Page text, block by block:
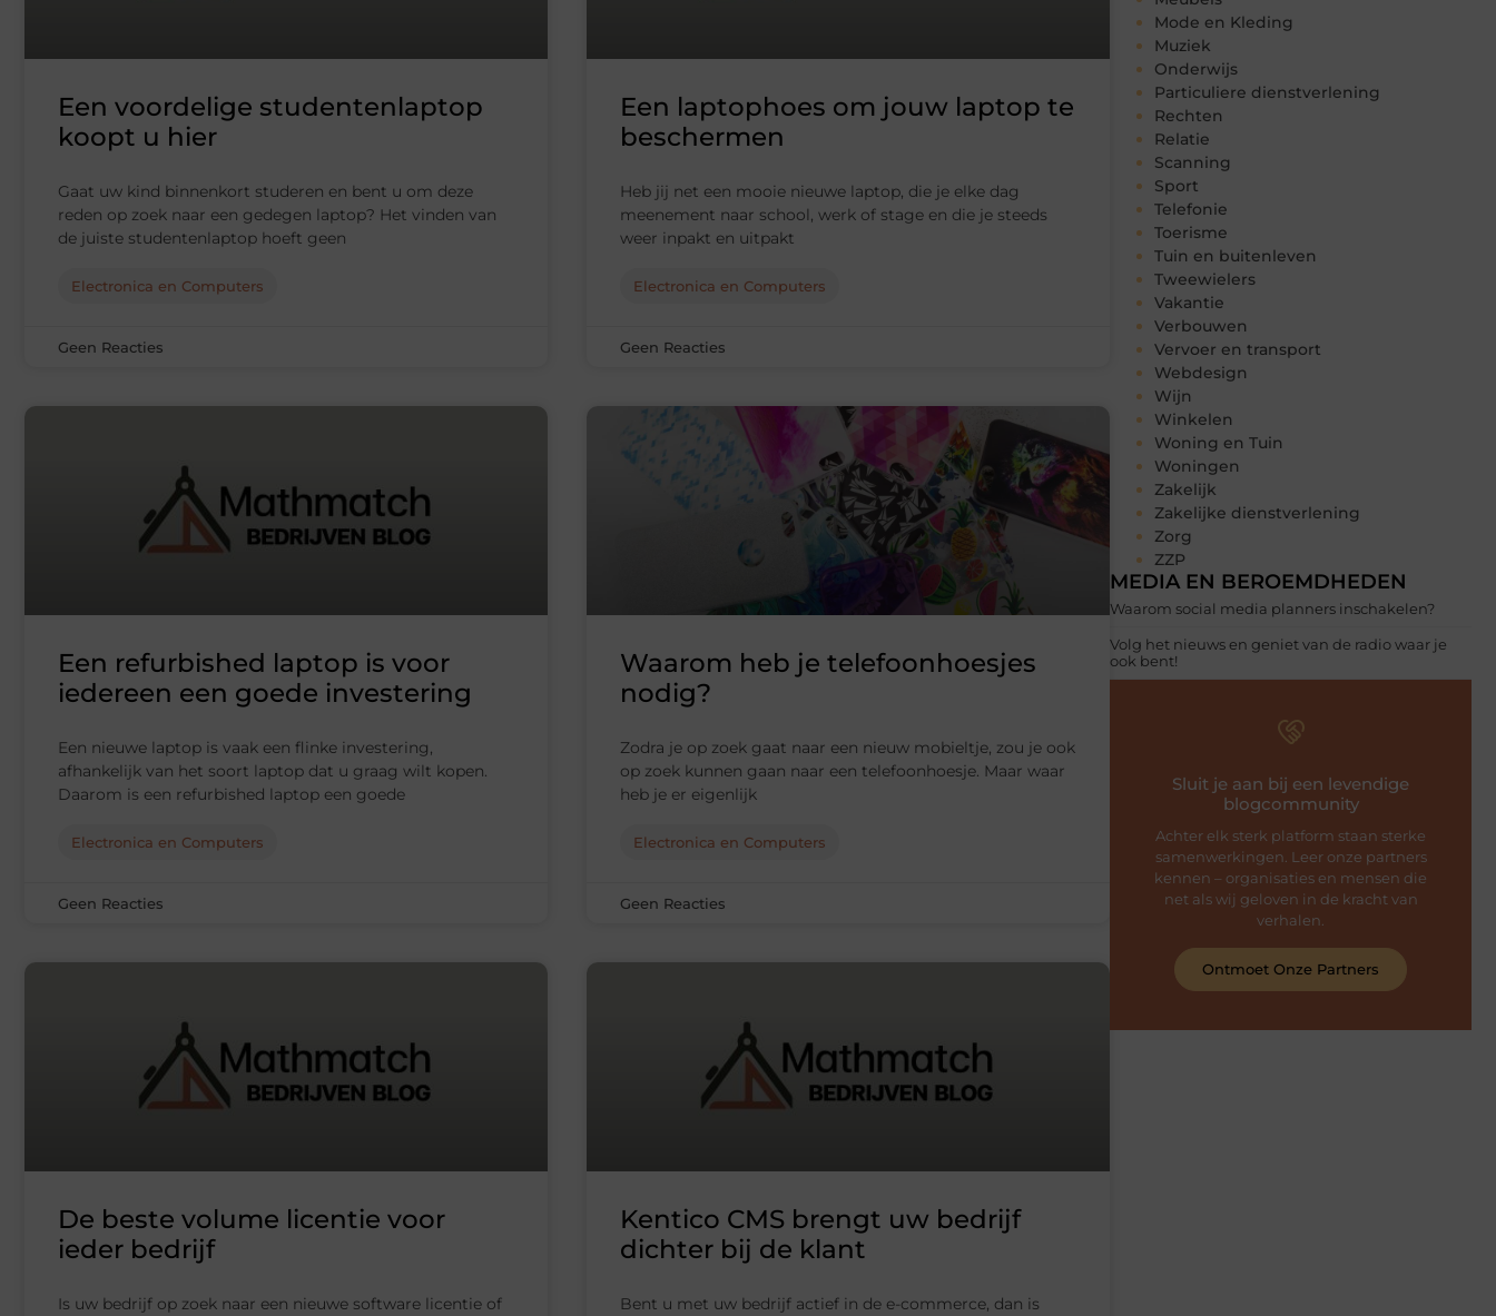
Mode en Kleding
Muziek
Onderwijs
Particuliere dienstverlening
Rechten
Relatie
Scanning
Sport
Telefonie
Toerisme
Tuin en buitenleven
Tweewielers
Vakantie
Verbouwen
Vervoer en transport
Webdesign
Wijn
Winkelen
Woning en Tuin
Woningen
Zakelijk
Zakelijke dienstverlening
Zorg
ZZP
MEDIA EN BEROEMDHEDEN
Waarom social media planners inschakelen?
Volg het nieuws en geniet van de radio waar je
ook bent!
Sluit je aan bij een levendige
blogcommunity
Achter elk sterk platform staan sterke
samenwerkingen. Leer onze partners
kennen – organisaties en mensen die
net als wij geloven in de kracht van
verhalen.
Ontmoet Onze Partners
Een voordelige studentenlaptop
koopt u hier
Gaat uw kind binnenkort studeren en bent u om deze
reden op zoek naar een gedegen laptop? Het vinden van
de juiste studentenlaptop hoeft geen
Electronica en Computers
Geen Reacties
Een laptophoes om jouw laptop te
beschermen
Heb jij net een mooie nieuwe laptop, die je elke dag
meenement naar school, werk of stage en die je steeds
weer inpakt en uitpakt
Electronica en Computers
Geen Reacties
Een refurbished laptop is voor
iedereen een goede investering
Een nieuwe laptop is vaak een flinke investering,
afhankelijk van het soort laptop dat u graag wilt kopen.
Daarom is een refurbished laptop een goede
Electronica en Computers
Geen Reacties
Waarom heb je telefoonhoesjes
nodig?
Zodra je op zoek gaat naar een nieuw mobieltje, zou je ook
op zoek kunnen gaan naar een telefoonhoesje. Maar waar
heb je er eigenlijk
Electronica en Computers
Geen Reacties
De beste volume licentie voor
ieder bedrijf
Is uw bedrijf op zoek naar een nieuwe software licentie of
Kentico CMS brengt uw bedrijf
dichter bij de klant
Bent u met uw bedrijf actief in de e-commerce, dan is